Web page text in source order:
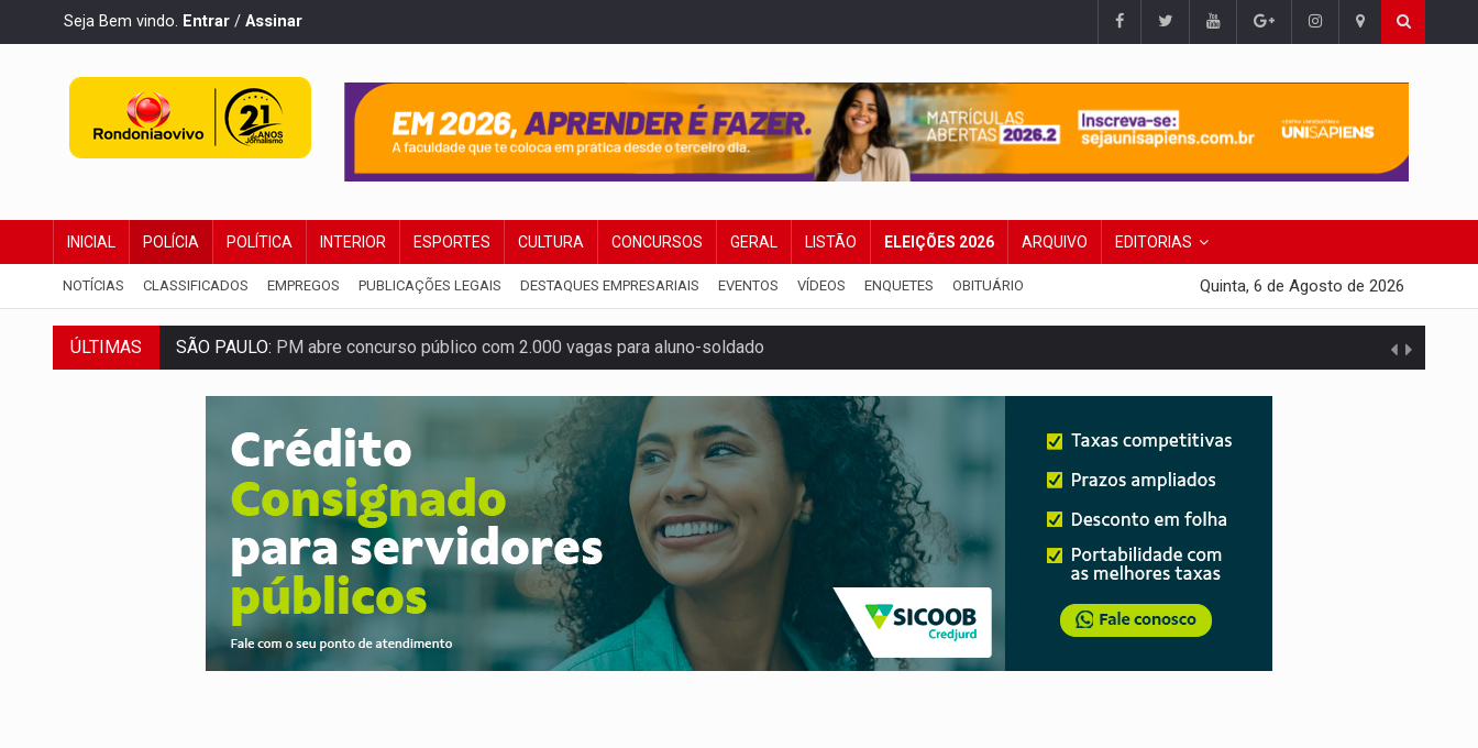
Seja Bem vindo. Entrar / Assinar
INICIAL POLÍCIA POLÍTICA INTERIOR ESPORTES CULTURA CONCURSOS GERAL LISTÃO ELEIÇÕES 2026 ARQUIVO EDITORIAS
NOTÍCIAS CLASSIFICADOS EMPREGOS PUBLICAÇÕES LEGAIS DESTAQUES EMPRESARIAIS EVENTOS VÍDEOS ENQUETES OBITUÁRIO Quinta, 6 de Agosto de 2026
ÚLTIMAS SÃO PAULO: PM abre concurso público com 2.000 vagas para aluno-soldado
Publicação Legal: AVISO DE LICITAÇÃO: PREGÃO ELETRÔNICO Nº 90136/2026/SUPEL/RO
RUA DAS PENHAS: MPRO promove intervenção artística pelos direitos das mulheres
PEDIDO DE PROVIDÊNCIA:Erosão ameaça acesso a bairros às margens do rio Madeira em PVH
ELEIÇÕES 2026:Policial candidato a deputado federal do PL declara patrimônio de R$ 29,4 mi
Publicação Legal:AVISO DE LICITAÇÃO: PREGÃO ELETRÔNICO N.° 90595/2025/SUPEL/RO
NO CASTANHEIRA:Denúncia de 'tribunal do crime' leva PM a prender acusado de tráfico